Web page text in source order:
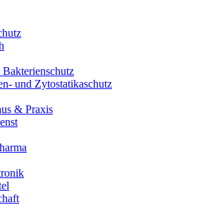
und Zytostatikaschutz
& Praxis